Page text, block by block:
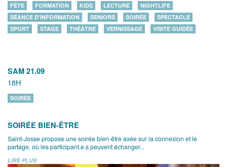
FÊTE
FORMATION KIDS LECTURE
NIGHTLIFE
SÉANCE D'INFORMATION
SENIORS SOIRÉE
SPECTACLE
SPORT
STAGE THÉÂTRE VERNISSAGE VISITE GUIDÉE
SAM 21.09
18H
SOIRÉE
SOIRÉE BIEN-ÊTRE
Saint-Josse propose une soirée bien-être axée sur la connexion et le
partage, où les participant.e.s peuvent échanger...
LIRE PLUS